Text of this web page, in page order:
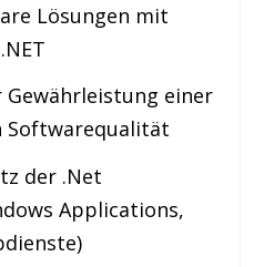
Lösungen mit
Gewährleistung einer
Softwarequalität
der .Net
Applications,